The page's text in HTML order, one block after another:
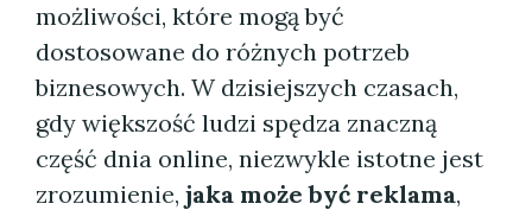
możliwości, które mogą być
dostosowane do różnych potrzeb
biznesowych. W dzisiejszych czasach,
gdy większość ludzi spędza znaczną
część dnia online, niezwykle istotne jest
zrozumienie, jaka może być reklama,